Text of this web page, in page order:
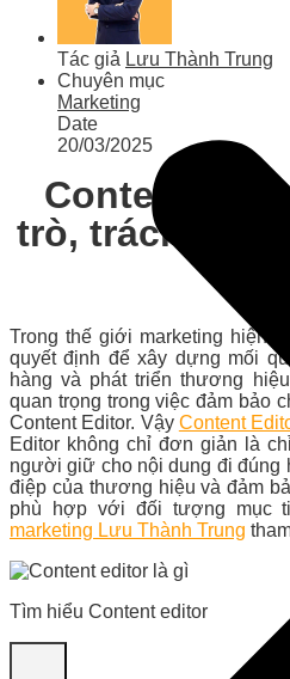
Tác giả Lưu Thành Trung
Chuyên mục
Marketing
Date
20/03/2025
Content
trò, trách
cần
Trong thế giới marketing hiện
quyết định để xây dựng mối
hàng và phát triển thương
quan trọng trong việc đảm bảo
Content Editor. Vậy Content
Editor không chỉ đơn giản là
người giữ cho nội dung đi đúng
điệp của thương hiệu và đảm
phù hợp với đối tượng mục
marketing Lưu Thành Trung
Tìm hiểu Content editor